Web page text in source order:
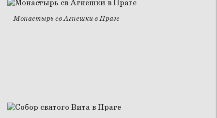
Монастырь св Агнешки в Праге